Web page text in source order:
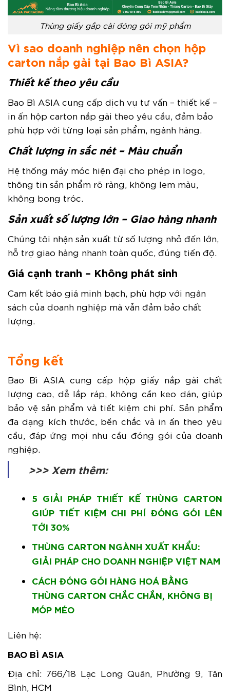
Thùng giấy gắp cài đóng gói mỹ phẩm
Vì sao doanh nghiệp nên chọn hộp
carton nắp gài tại Bao Bì ASIA?
Thiết kế theo yêu cầu
Bao Bì ASIA cung cấp dịch vụ tư vấn – thiết kế –
in ấn hộp carton nắp gài theo yêu cầu, đảm bảo
phù hợp với từng loại sản phẩm, ngành hàng.
Chất lượng in sắc nét – Màu chuẩn
Hệ thống máy móc hiện đại cho phép in logo,
thông tin sản phẩm rõ ràng, không lem màu,
không bong tróc.
Sản xuất số lượng lớn – Giao hàng nhanh
Chúng tôi nhận sản xuất từ số lượng nhỏ đến lớn,
hỗ trợ giao hàng nhanh toàn quốc, đúng tiến độ.
Giá cạnh tranh – Không phát sinh
Cam kết báo giá minh bạch, phù hợp với ngân
sách của doanh nghiệp mà vẫn đảm bảo chất
lượng.
Tổng kết
Bao Bì ASIA cung cấp hộp giấy nắp gài chất
lượng cao, dễ lắp ráp, không cần keo dán, giúp
bảo vệ sản phẩm và tiết kiệm chi phí. Sản phẩm
đa dạng kích thước, bền chắc và in ấn theo yêu
cầu, đáp ứng mọi nhu cầu đóng gói của doanh
nghiệp.
>>> Xem thêm:
5 GIẢI PHÁP THIẾT KẾ THÙNG CARTON
GIÚP TIẾT KIỆM CHI PHÍ ĐÓNG GÓI LÊN
TỚI 30%
THÙNG CARTON NGÀNH XUẤT KHẨU:
GIẢI PHÁP CHO DOANH NGHIỆP VIỆT NAM
CÁCH ĐÓNG GÓI HÀNG HOÁ BẰNG
THÙNG CARTON CHẮC CHẮN, KHÔNG BỊ
MÓP MÉO
Liên hệ:
BAO BÌ ASIA
Địa chỉ: 766/18 Lạc Long Quân, Phường 9, Tân
Bình, HCM